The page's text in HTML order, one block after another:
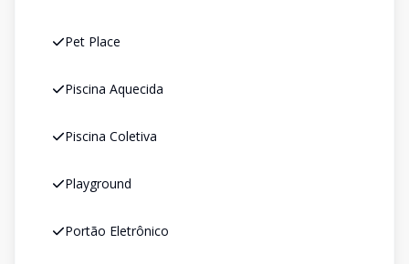
Pet Place
Piscina Aquecida
Piscina Coletiva
Playground
Portão Eletrônico